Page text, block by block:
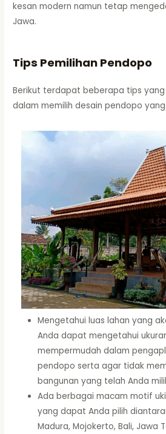
kesan modern namun tetap
Jawa.
Tips Pemilihan Pendopo
Berikut terdapat beberapa tips
dalam memilih desain pendopo yang
Mengetahui luas lahan yang
Anda dapat mengetahui
mempermudah dalam
pendopo serta agar tidak
bangunan yang telah Anda
Ada berbagai macam motif
yang dapat Anda pilih
Madura, Mojokerto, Bali, Jawa